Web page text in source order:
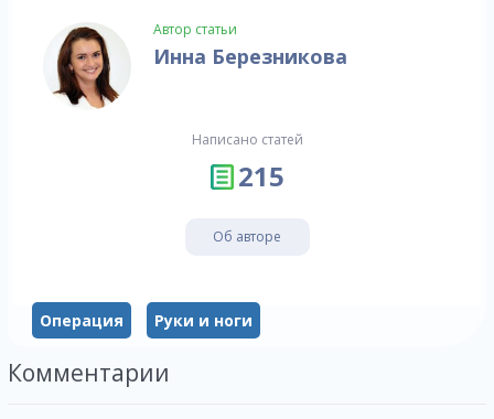
Автор статьи
Инна Березникова
Написано статей
215
Об авторе
Операция Руки и ноги
Комментарии